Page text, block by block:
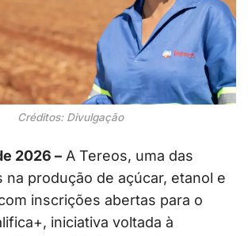
Créditos: Divulgação
2026 – A Tereos, uma das
na produção de açúcar, etanol e
inscrições abertas para o
iniciativa voltada à